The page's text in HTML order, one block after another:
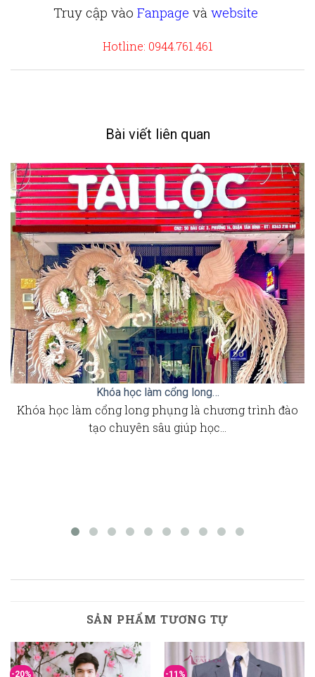
Truy cập vào Fanpage và website
Hotline: 0944.761.461
Bài viết liên quan
Khóa học làm cổng long…
Khóa học làm cổng long phụng là chương trình đào
tạo chuyên sâu giúp học…
SẢN PHẨM TƯƠNG TỰ
-20% -11%